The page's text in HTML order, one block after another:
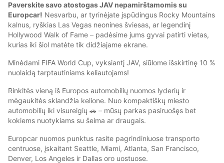
Paverskite savo atostogas JAV nepamirštamomis su
Europcar! Nesvarbu, ar tyrinėjate įspūdingus Rocky Mountains
kalnus, ryškias Las Vegas neonines šviesas, ar legendinį
Hollywood Walk of Fame – padėsime jums gyvai patirti vietas,
kurias iki šiol matėte tik didžiajame ekrane.
Minėdami FIFA World Cup, vyksiantį JAV, siūlome išskirtinę 10 %
nuolaidą tarptautiniams keliautojams!
Rinkitės vieną iš Europos automobilių nuomos lyderių ir
mėgaukitės sklandžia kelione. Nuo kompaktiškų miesto
automobilių iki visureigių 🚗 – mūsų parkas pasiruošęs bet
kokiems nuotykiams su šeima ar draugais.
Europcar nuomos punktus rasite pagrindiniuose transporto
centruose, įskaitant Seattle, Miami, Atlanta, San Francisco,
Denver, Los Angeles ir Dallas oro uostuose.